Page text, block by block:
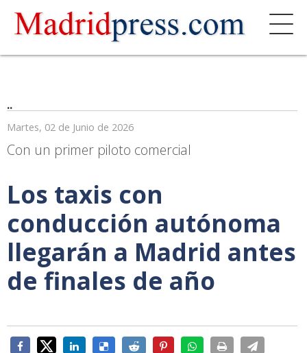
..
Martes, 02 de Junio de 2026
Con un primer piloto comercial
Los taxis con
conducción autónoma
llegarán a Madrid antes
de finales de año